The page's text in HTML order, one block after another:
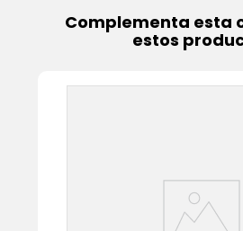
Complementa esta
estos